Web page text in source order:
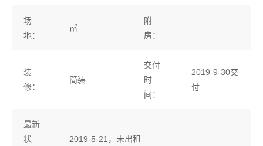
场
地：
㎡
附
房：
装
修：
简装
交付
时
间：
2019-9-30交
付
最新
状
2019-5-21，未出租